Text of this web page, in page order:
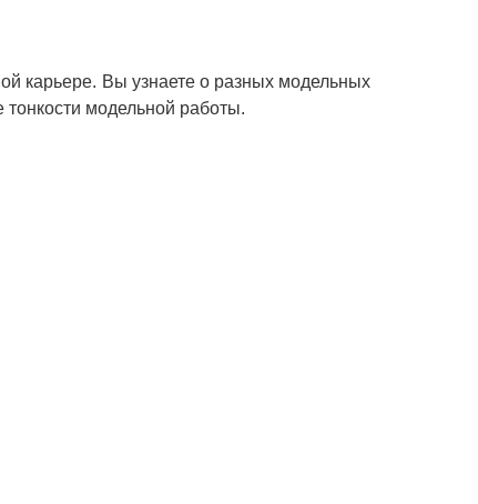
карьере. Вы узнаете о разных модельных
тонкости модельной работы.